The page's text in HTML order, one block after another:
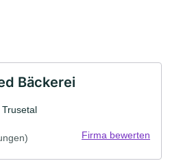
Bäckerei
Firma bewerten